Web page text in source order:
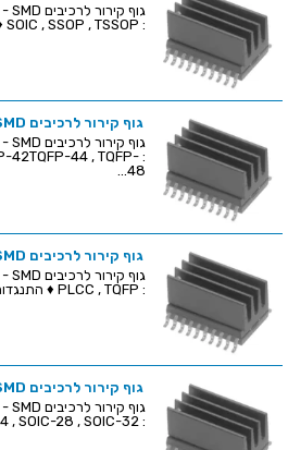
: SOIC , SSOP , TSSOP ♦ התנ...
גוף קירור לרכיבים CASE F 8MM - SMD
42TQFP-44 , TQFP-
48...
גוף קירור לרכיבים CASE F 10MM - SMD
: PLCC , TQFP ♦ התנגדות טרמ...
גוף קירור לרכיבים CASE F 17MM - SMD
: SOIC-24 , SOIC-28 , SOIC-32 ♦&...